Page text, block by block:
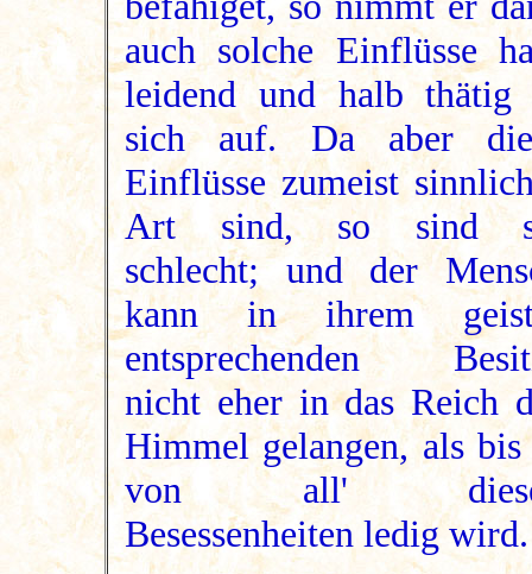
auch solche Einflüsse
leidend und halb thätig
sich auf. Da aber
Einflüsse zumeist
Art sind, so sind
schlecht; und der
kann in ihrem
entsprechenden
nicht eher in das Reich
Himmel gelangen, als bis
von all'
Besessenheiten ledig wird.